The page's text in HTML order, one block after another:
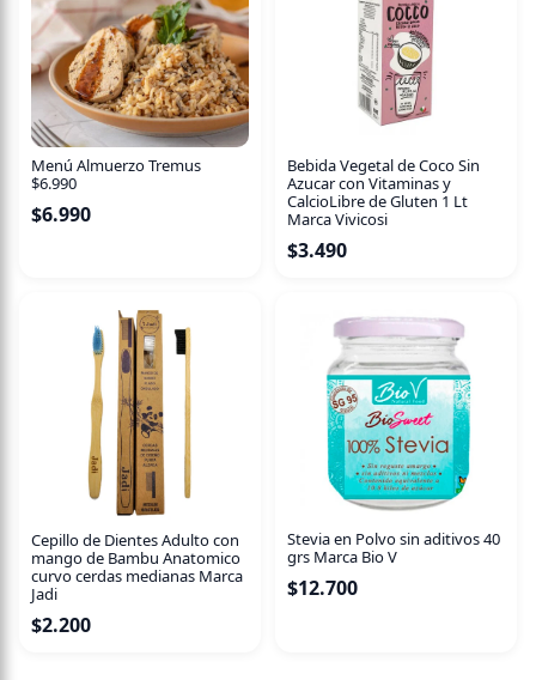
Contenido neto:2 unidades.
No te quedes sin tu Choco Monster y vive un Halloween
lleno de sabor, sin azúcar y con todo el estilo Tremus. ¡Es
el antojo perfecto para tu noche de brujas!
Menú Almuerzo Tremus
$6.990
$6.990
Bebida Vegetal de Coco Sin
Azucar con Vitaminas y
CalcioLibre de Gluten 1 Lt
Marca Vivicosi
$3.490
Cepillo de Dientes Adulto con
mango de Bambu Anatomico
curvo cerdas medianas Marca
Jadi
$2.200
Stevia en Polvo sin aditivos 40
grs Marca Bio V
$12.700